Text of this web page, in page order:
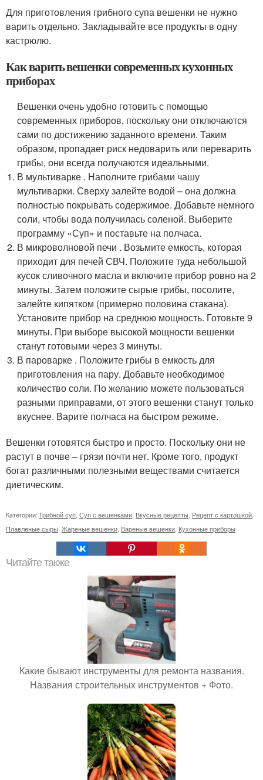
Для приготовления грибного супа вешенки не нужно
варить отдельно. Закладывайте все продукты в одну
кастрюлю.
Как варить вешенки современных кухонных
приборах
Вешенки очень удобно готовить с помощью
современных приборов, поскольку они отключаются
сами по достижению заданного времени. Таким
образом, пропадает риск недоварить или переварить
грибы, они всегда получаются идеальными.
В мультиварке . Наполните грибами чашу
мультиварки. Сверху залейте водой – она должна
полностью покрывать содержимое. Добавьте немного
соли, чтобы вода получилась соленой. Выберите
программу «Суп» и поставьте на полчаса.
В микроволновой печи . Возьмите емкость, которая
приходит для печей СВЧ. Положите туда небольшой
кусок сливочного масла и включите прибор ровно на 2
минуты. Затем положите сырые грибы, посолите,
залейте кипятком (примерно половина стакана).
Установите прибор на среднюю мощность. Готовьте 9
минуты. При выборе высокой мощности вешенки
станут готовыми через 3 минуты.
В пароварке . Положите грибы в емкость для
приготовления на пару. Добавьте необходимое
количество соли. По желанию можете пользоваться
разными приправами, от этого вешенки станут только
вкуснее. Варите полчаса на быстром режиме.
Вешенки готовятся быстро и просто. Поскольку они не
растут в почве – грязи почти нет. Кроме того, продукт
богат различными полезными веществами считается
диетическим.
Категории: Грибной суп Суп с вешенками Вкусные рецепты Рецепт с картошкой
Плавленые сыры Жареные вешенки Вареные вешенки Кухонные приборы
Читайте также
Какие бывают инструменты для ремонта названия.
Названия строительных инструментов + Фото.